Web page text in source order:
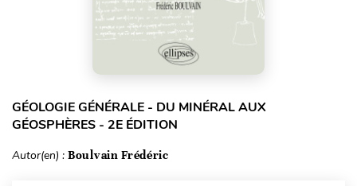
GÉOLOGIE GÉNÉRALE - DU MINÉRAL AUX
GÉOSPHÈRES - 2E ÉDITION
Autor(en) : Boulvain Frédéric